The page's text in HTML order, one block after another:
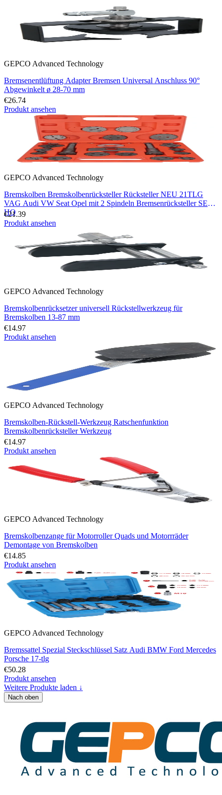
GEPCO Advanced Technology
Bremsenentlüftung Adapter Bremsen Universal Anschluss 90°
Abgewinkelt ø 28-70 mm
€26.74
Produkt ansehen
GEPCO Advanced Technology
Bremskolben Bremskolbenrücksteller Rücksteller NEU 21TLG
VAG Audi VW Seat Opel mit 2 Spindeln Bremsenrücksteller SET
HQ
€21.39
Produkt ansehen
GEPCO Advanced Technology
Bremskolbenrücksetzer universell Rückstellwerkzeug für
Bremskolben 13-87 mm
€14.97
Produkt ansehen
GEPCO Advanced Technology
Bremskolben-Rückstell-Werkzeug Ratschenfunktion
Bremskolbenrücksteller Werkzeug
€14.97
Produkt ansehen
GEPCO Advanced Technology
Bremskolbenzange für Motorroller Quads und Motorrräder
Demontage von Bremskolben
€14.85
Produkt ansehen
GEPCO Advanced Technology
Bremssattel Spezial Steckschlüssel Satz Audi BMW Ford Mercedes
Porsche 17-tlg
€50.28
Produkt ansehen
Weitere Produkte laden ↓
Nach oben